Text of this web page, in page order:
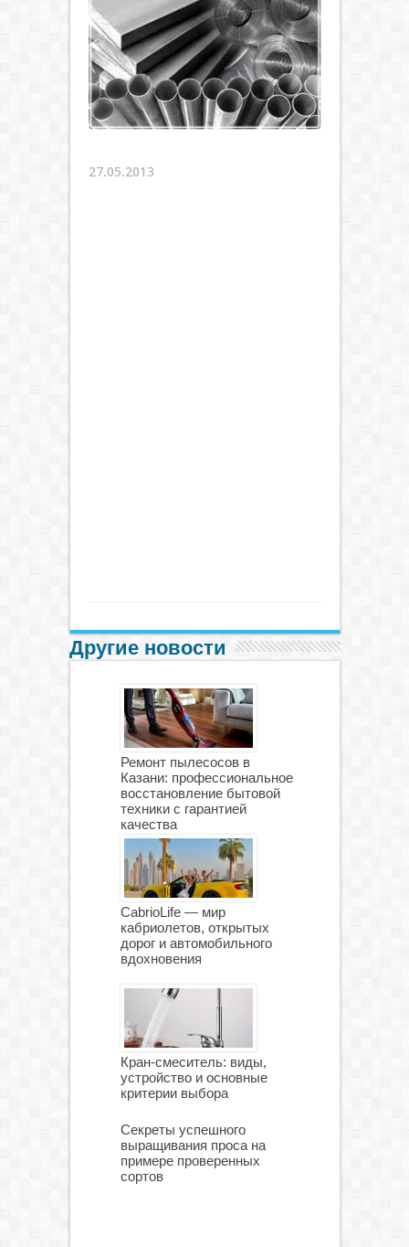
27.05.2013
Другие новости
Ремонт пылесосов в
Казани: профессиональное
восстановление бытовой
техники с гарантией
качества
CabrioLife — мир
кабриолетов, открытых
дорог и автомобильного
вдохновения
Кран-смеситель: виды,
устройство и основные
критерии выбора
Секреты успешного
выращивания проса на
примере проверенных
сортов